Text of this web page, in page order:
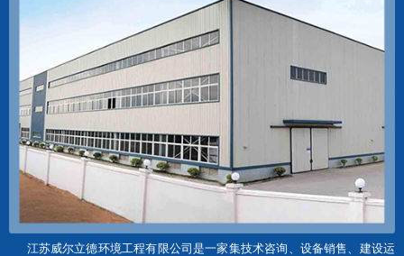
江苏威尔立德环境工程有限公司是一家集技术咨询、设备销售、建设运